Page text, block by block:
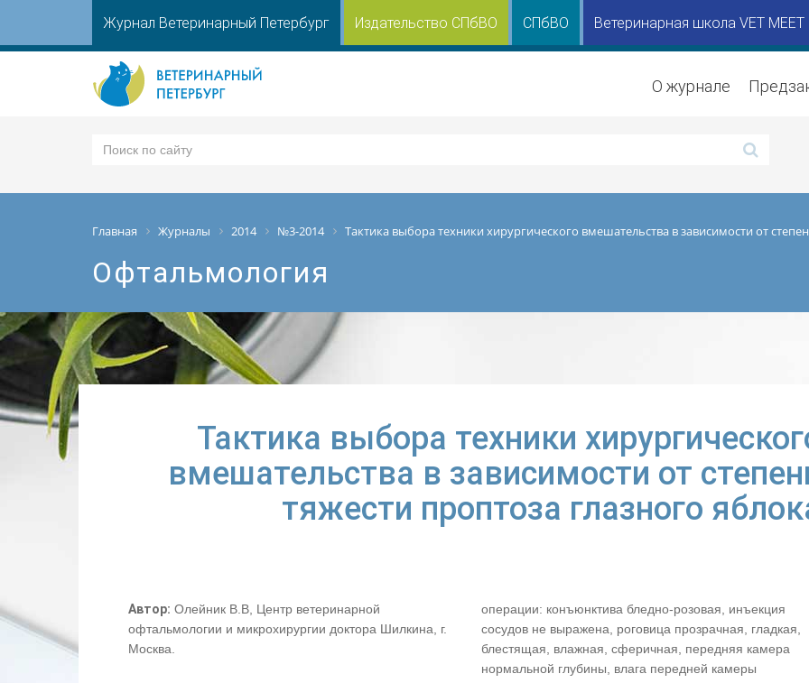
Журнал Ветеринарный Петербург Издательство СПбВО СПбВО Ветеринарная школа VET MEET
О журнале
Главная Журналы 2014 №3-2014 Тактика выбора техники хирургического вмешательства в зависимости от
Офтальмология
Тактика выбора техники
вмешательства в зависимости от
тяжести проптоза глазного
Автор: Олейник В.В, Центр ветеринарной
офтальмологии и микрохирургии доктора Шилкина, г.
Москва.
операции: конъюнктива бледно-розовая, инъекция
сосудов не выражена, роговица прозрачная, гладкая,
блестящая, влажная, сферичная, передняя камера
нормальной глубины, влага передней камеры